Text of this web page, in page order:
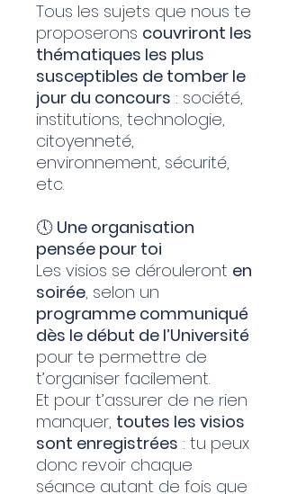
Tous les sujets que nous te
proposerons couvriront les
thématiques les plus
susceptibles de tomber le
jour du concours : société,
institutions, technologie,
citoyenneté,
environnement, sécurité,
etc.
🕔 Une organisation
pensée pour toi
Les visios se dérouleront en
soirée, selon un
programme communiqué
dès le début de l’Université
pour te permettre de
t’organiser facilement.
Et pour t’assurer de ne rien
manquer, toutes les visios
sont enregistrées : tu peux
donc revoir chaque
séance autant de fois que